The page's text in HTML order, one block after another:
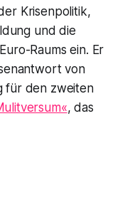
Krisenpolitik,
und die
Raums ein. Er
von
für den zweiten
, das